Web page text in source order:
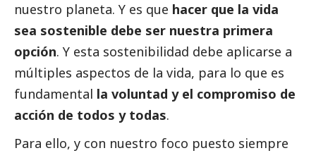
nuestro planeta. Y es que hacer que la vida
sea sostenible debe ser nuestra primera
opción. Y esta sostenibilidad debe aplicarse a
múltiples aspectos de la vida, para lo que es
fundamental la voluntad y el compromiso de
acción de todos y todas.
Para ello, y con nuestro foco puesto siempre